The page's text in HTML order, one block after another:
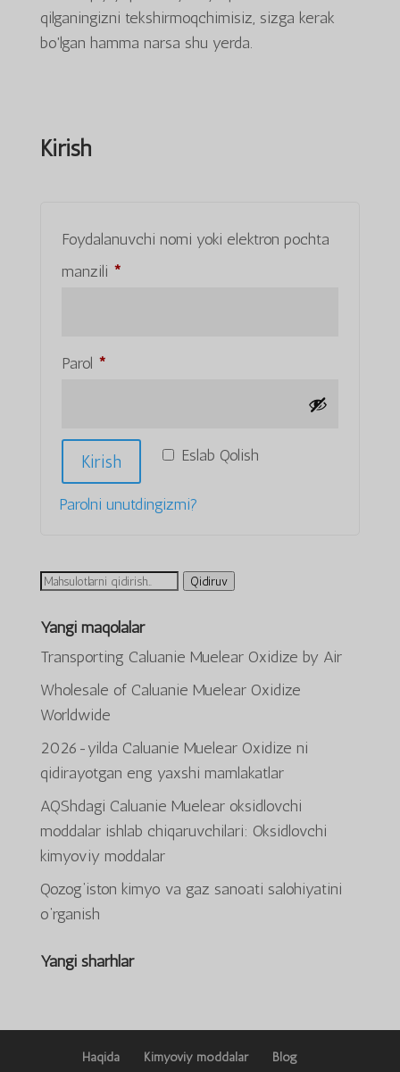
qilganingizni tekshirmoqchimisiz, sizga kerak
bo'lgan hamma narsa shu yerda.
Kirish
Foydalanuvchi nomi yoki elektron pochta
manzili *Majburiy
Parol *Majburiy
Eslab Qolish
Kirish
Parolni unutdingizmi?
Ni
Qidiruv
Yangi maqolalar
Transporting Caluanie Muelear Oxidize by Air
Wholesale of Caluanie Muelear Oxidize
Worldwide
2026-yilda Caluanie Muelear Oxidize ni
qidirayotgan eng yaxshi mamlakatlar
AQShdagi Caluanie Muelear oksidlovchi
moddalar ishlab chiqaruvchilari: Oksidlovchi
kimyoviy moddalar
Qozog‘iston kimyo va gaz sanoati salohiyatini
o‘rganish
Yangi sharhlar
Haqida Kimyoviy moddalar Blog
Tiếng Việt
ພາສາລາວ